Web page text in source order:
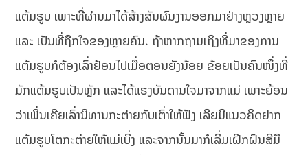
ແຕ້ມຮູບ ເພາະທີ່ຜ່ານມາໄດ້ສ້າງສັນຜົນງານອອກມາຢ່າງຫຼວງຫຼາຍ
ແລະ ເປັນທີ່ຖືກໃຈຂອງຫຼາຍຄົນ. ຖ້າຫາກຖາມເຖິງທີ່ມາຂອງການ
ແຕ້ມຮູບກໍຕ້ອງເລົ່າຢ້ອນໄປເມື່ອຕອນຍັງນ້ອຍ ຂ້ອຍເປັນຄົນໜຶ່ງທີ່
ມັກແຕ້ມຮູບເປັນຫຼັກ ແລະໄດ້ແຮງບັນດານໃຈມາຈາກແມ່ ເພາະຍ້ອນ
ວ່າເພິ່ນເຄີຍເລົ່ານິທານກະຕ່າຍກັບເຕົ່າໃຫ້ຟັງ ເລີຍມີແນວຄິດຢາກ
ແຕ້ມຮູບໂຕກະຕ່າຍໃຫ້ແມ່ເບິ່ງ ແລະຈາກນັ້ນມາກໍເລີ່ມເຝິກຝົນສີມື